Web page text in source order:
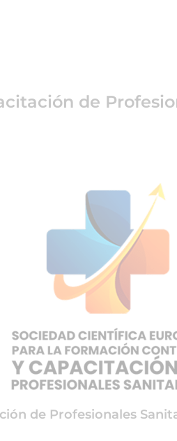
de
de Profesionales